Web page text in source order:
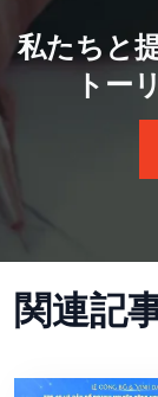
私たちと
トー
関連記